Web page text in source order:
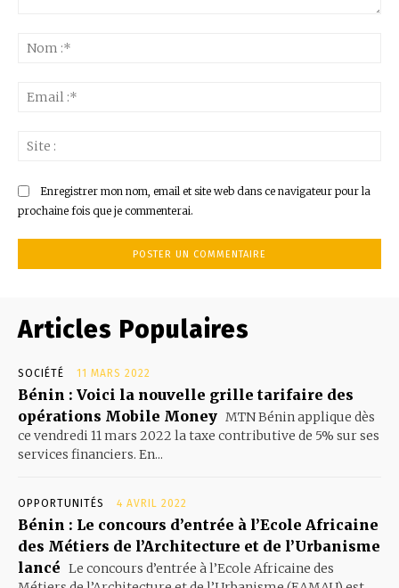
Enregistrer mon nom, email et site web dans ce navigateur pour la
prochaine fois que je commenterai.
Articles Populaires
SOCIÉTÉ 11 MARS 2022
Bénin : Voici la nouvelle grille tarifaire des
opérations Mobile Money MTN Bénin applique dès
ce vendredi 11 mars 2022 la taxe contributive de 5% sur ses
services financiers. En...
OPPORTUNITÉS 4 AVRIL 2022
Bénin : Le concours d’entrée à l’Ecole Africaine
des Métiers de l’Architecture et de l’Urbanisme
lancé Le concours d’entrée à l’Ecole Africaine des